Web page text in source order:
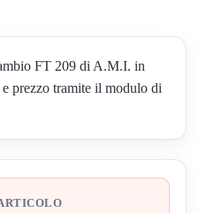
FT 209 di A.M.I. in
prezzo tramite il modulo di